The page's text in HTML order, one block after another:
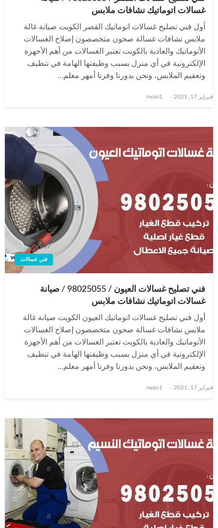
غسالات اتوماتيك نشافات ملابس
أول فني تصليح غسالات اتوماتيك القصر الكويت صيانة غالة
ملابس نشافات غسالة صحون متخصصون إصلاح الغسالات
الأتوماتيك والعادية بالكويت تعتبر الغسالات من أهم الأجهزة
الإلكترونية في أي منزل بسبب وظيفتها الهامة في تنظيف
وتعقيم الملابس، ونحن بدورنا وفرنا أمهر معلم…
نُشر
فبراير 17, 2021 rwan1
فني غسالات
فني تصليح غسالات العيون / 98025055 / صيانة
غسالات اتوماتيك نشافات ملابس
أول فني تصليح غسالات اتوماتيك العيون الكويت صيانة غالة
ملابس نشافات غسالة صحون متخصصون إصلاح الغسالات
الأتوماتيك والعادية بالكويت تعتبر الغسالات من أهم الأجهزة
الإلكترونية في أي منزل بسبب وظيفتها الهامة في تنظيف
وتعقيم الملابس، ونحن بدورنا وفرنا أمهر معلم…
نُشر
فبراير 17, 2021 rwan1